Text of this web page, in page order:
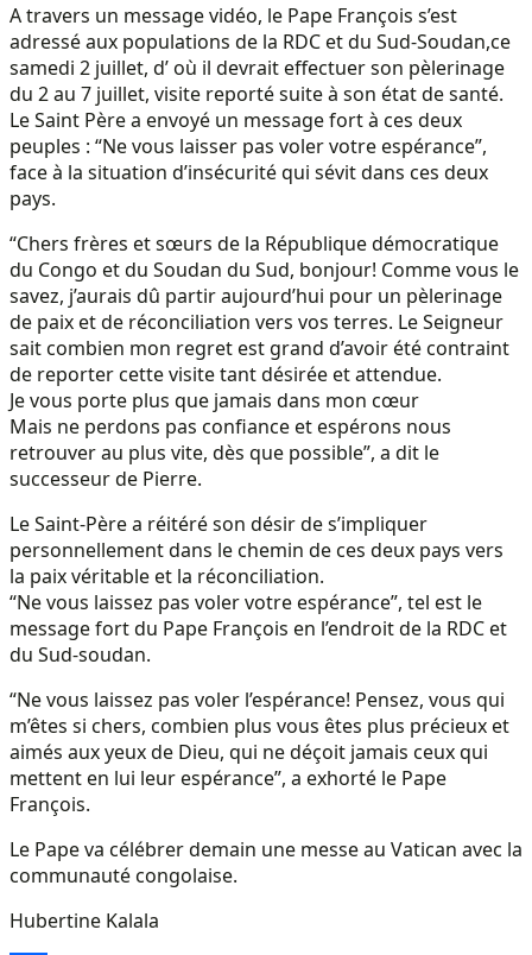
A travers un message vidéo, le Pape François s’est
adressé aux populations de la RDC et du Sud-Soudan,ce
samedi 2 juillet, d’ où il devrait effectuer son pèlerinage
du 2 au 7 juillet, visite reporté suite à son état de santé.
Le Saint Père a envoyé un message fort à ces deux
peuples : “Ne vous laisser pas voler votre espérance”,
face à la situation d’insécurité qui sévit dans ces deux
pays.
“Chers frères et sœurs de la République démocratique
du Congo et du Soudan du Sud, bonjour! Comme vous le
savez, j’aurais dû partir aujourd’hui pour un pèlerinage
de paix et de réconciliation vers vos terres. Le Seigneur
sait combien mon regret est grand d’avoir été contraint
de reporter cette visite tant désirée et attendue.
Je vous porte plus que jamais dans mon cœur
Mais ne perdons pas confiance et espérons nous
retrouver au plus vite, dès que possible”, a dit le
successeur de Pierre.
Le Saint-Père a réitéré son désir de s’impliquer
personnellement dans le chemin de ces deux pays vers
la paix véritable et la réconciliation.
“Ne vous laissez pas voler votre espérance”, tel est le
message fort du Pape François en l’endroit de la RDC et
du Sud-soudan.
“Ne vous laissez pas voler l’espérance! Pensez, vous qui
m’êtes si chers, combien plus vous êtes plus précieux et
aimés aux yeux de Dieu, qui ne déçoit jamais ceux qui
mettent en lui leur espérance”, a exhorté le Pape
François.
Le Pape va célébrer demain une messe au Vatican avec la
communauté congolaise.
Hubertine Kalala